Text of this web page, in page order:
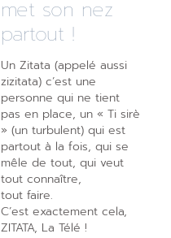
met son nez
partout !
Un Zitata (appelé aussi
zizitata) c’est une
personne qui ne tient
pas en place, un « Ti sirè
» (un turbulent) qui est
partout à la fois, qui se
mêle de tout, qui veut
tout connaître,
tout faire.
C’est exactement cela,
ZITATA, La Télé !